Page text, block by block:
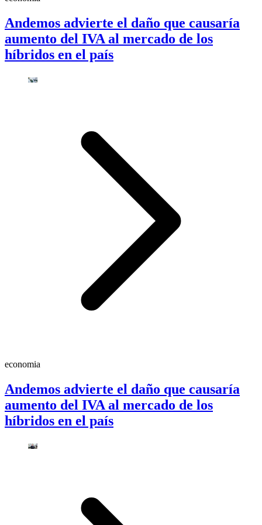
Andemos advierte el daño que causaría
aumento del IVA al mercado de los
híbridos en el país
economia
Andemos advierte el daño que causaría
aumento del IVA al mercado de los
híbridos en el país